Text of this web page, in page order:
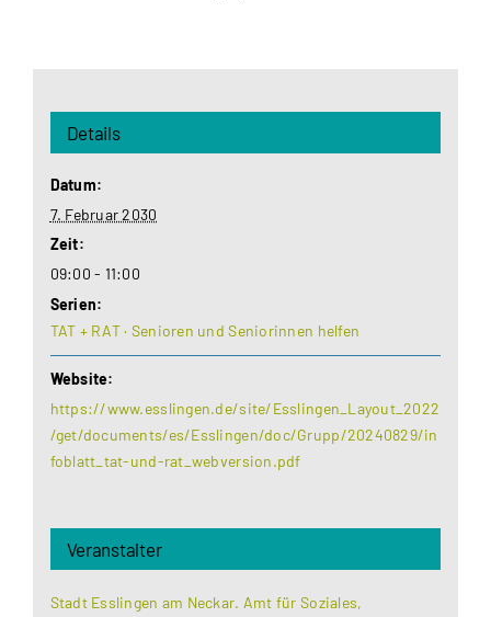
Details
Datum:
7. Februar 2030
Zeit:
09:00 - 11:00
Serien:
TAT + RAT · Senioren und Seniorinnen helfen
Website:
https://www.esslingen.de/site/Esslingen_Layout_2022
/get/documents/es/Esslingen/doc/Grupp/20240829/in
foblatt_tat-und-rat_webversion.pdf
Veranstalter
Stadt Esslingen am Neckar. Amt für Soziales,